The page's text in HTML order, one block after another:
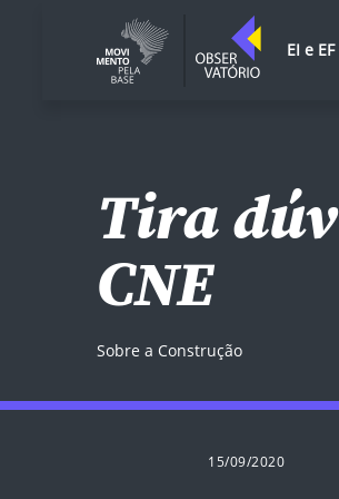
EI e EF
Tira
CNE
Sobre a Construção
15/09/2020